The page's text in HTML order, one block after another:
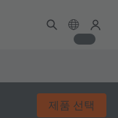
제품 선택